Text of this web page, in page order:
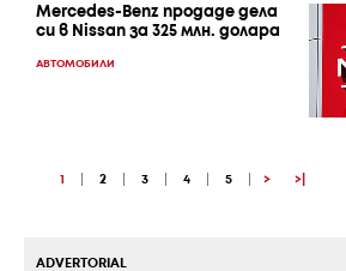
Mercedes-Benz продаде дела
си в Nissan за 325 млн. долара
АВТОМОБИЛИ
1 2 3 4 5 > >|
ADVERTORIAL